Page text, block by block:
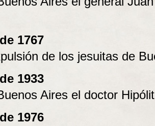
1767
de los jesuitas de
1933
Aires el doctor
1976